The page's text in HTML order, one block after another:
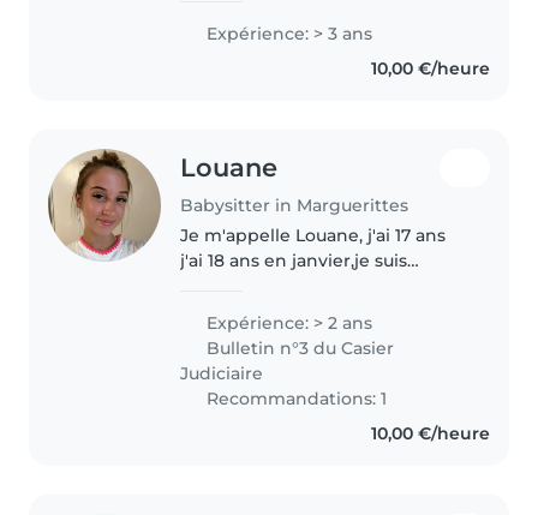
bambin et des enfants. J'ai hâte
de m'occuper de vos enfants !
Expérience: > 3 ans
10,00 €/heure
Louane
Babysitter in Marguerittes
Je m'appelle Louane, j'ai 17 ans
j'ai 18 ans en janvier,je suis
SAPVER ( service à la personne
et vente en espaces..
Expérience: > 2 ans
Bulletin n°3 du Casier
Judiciaire
Recommandations: 1
10,00 €/heure